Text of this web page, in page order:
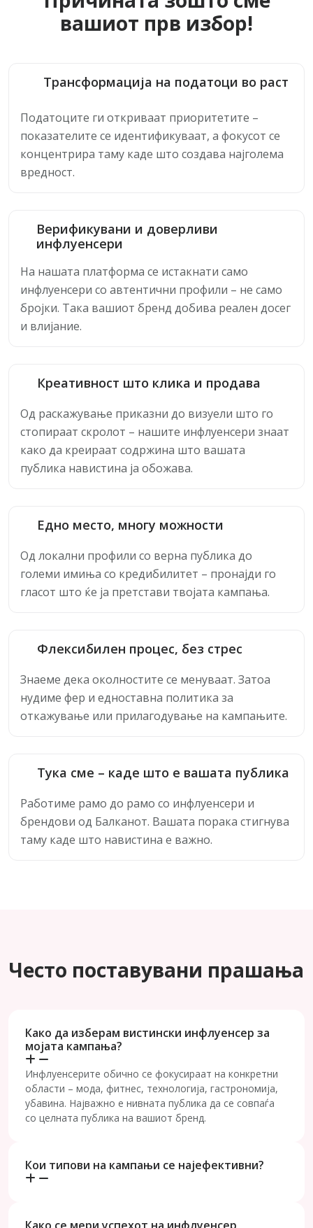
вашиот прв избор!
Трансформација на податоци во раст
Податоците ги откриваат приоритетите –
показателите се идентификуваат, а фокусот се
концентрира таму каде што создава најголема
вредност.
Верификувани и доверливи
инфлуенсери
На нашата платформа се истакнати само
инфлуенсери со автентични профили – не само
бројки. Така вашиот бренд добива реален досег
и влијание.
Креативност што клика и продава
Од раскажување приказни до визуели што го
стопираат скролот – нашите инфлуенсери знаат
како да креираат содржина што вашата
публика навистина ја обожава.
Едно место, многу можности
Од локални профили со верна публика до
големи имиња со кредибилитет – пронајди го
гласот што ќе ја претстави твојата кампања.
Флексибилен процес, без стрес
Знаеме дека околностите се менуваат. Затоа
нудиме фер и едноставна политика за
откажување или прилагодување на кампањите.
Тука сме – каде што е вашата публика
Работиме рамо до рамо со инфлуенсери и
брендови од Балканот. Вашата порака стигнува
таму каде што навистина е важно.
Често поставувани прашања
Како да изберам вистински инфлуенсер за
мојата кампања?
Инфлуенсерите обично се фокусираат на конкретни
области – мода, фитнес, технологија, гастрономија,
убавина. Најважно е нивната публика да се совпаѓа
со целната публика на вашиот бренд.
Кои типови на кампањи се најефективни?